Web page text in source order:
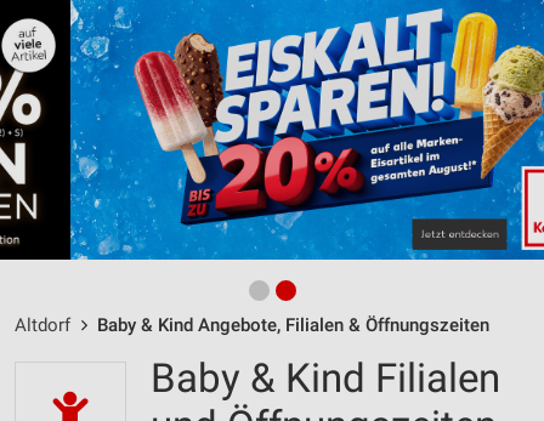
Altdorf Baby & Kind Angebote, Filialen & Öffnungszeiten
Baby & Kind Filialen